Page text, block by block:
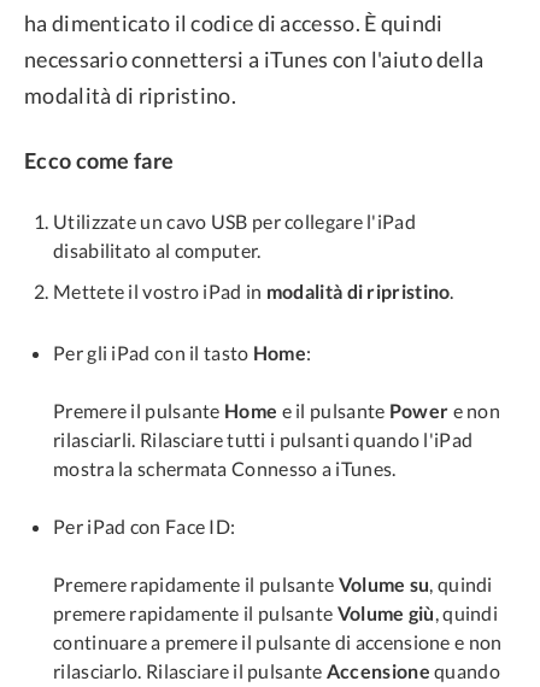
ha dimenticato il codice di accesso. È quindi
necessario connettersi a iTunes con l'aiuto della
modalità di ripristino.
Ecco come fare
Utilizzate un cavo USB per collegare l'iPad
disabilitato al computer.
Mettete il vostro iPad in modalità di ripristino
Per gli iPad con il tasto Home:
Premere il pulsante Home e il pulsante Power e non
rilasciarli. Rilasciare tutti i pulsanti quando l'iPad
mostra la schermata Connesso a iTunes.
Per iPad con Face ID:
Premere rapidamente il pulsante Volume su , quindi
premere rapidamente il pulsante Volume giù , quindi
continuare a premere il pulsante di accensione e non
rilasciarlo. Rilasciare il pulsante Accensione quando